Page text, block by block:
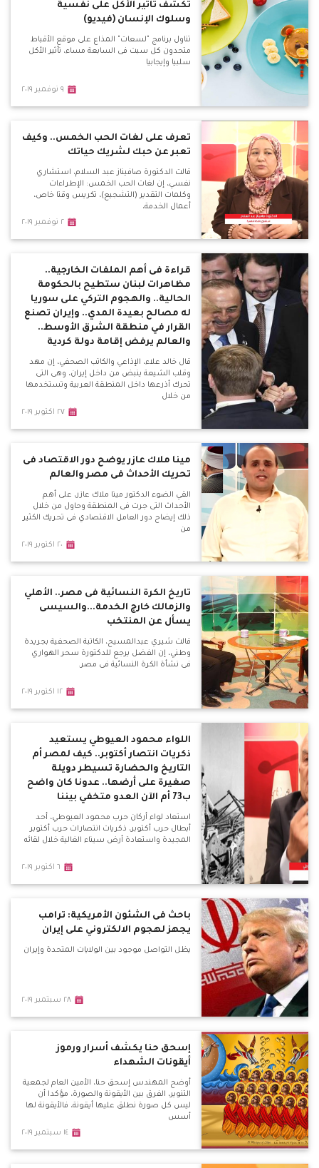
تكشف تأثير الأكل على نفسية
وسلوك الإنسان (فيديو)
تناول برنامج "لسعات" المذاع على موقع الأقباط
متحدون كل سبت فى السابعة مساء، تأثير الأكل
سلبيا وإيجابيا
٩ نوفمبر ٢٠١٩
تعرف على لغات الحب الخمس.. وكيف
تعبر عن حبك لشريك حياتك
قالت الدكتورة صافيناز عبد السلام، استشاري
نفسي، إن لغات الحب الخمس: الإطراءات
وكلمات التقدير (التشجيع)، تكريس وقتا خاص،
أعمال الخدمة،
٢ نوفمبر ٢٠١٩
قراءة فى أهم الملفات الخارجية..
مظاهرات لبنان ستطيح بالحكومة
الحالية.. والهجوم التركي على سوريا
له مصالح بعيدة المدي.. وإيران تصنع
القرار في منطقة الشرق الأوسط..
والعالم يرفض إقامة دولة كردية
قال خالد علاء، الإذاعي والكاتب الصحفي، إن مهد
وقلب الشيعة ينبض من داخل إيران، وهى التى
تحرك أذرعها داخل المنطقة العربية وتستخدمها
من خلال
٢٧ اكتوبر ٢٠١٩
مينا ملاك عازر يوضح دور الاقتصاد فى
تحريك الأحداث فى مصر والعالم
القي الضوء الدكتور مينا ملاك عازر، على أهم
الأحداث التى جرت فى المنطقة وحاول من خلال
ذلك إيضاح دور العامل الاقتصادي فى تحريك الكثير
من
٢٠ اكتوبر ٢٠١٩
تاريخ الكرة النسائية فى مصر.. الأهلي
والزمالك خارج الخدمة...والسيسى
يسأل عن المنتخب
قالت شيري عبدالمسيح، الكاتبة الصحفية بجريدة
وطني، إن الفضل يرجع للدكتورة سحر الهواري
فى نشأة الكرة النسائية فى مصر.
١٢ اكتوبر ٢٠١٩
اللواء محمود العيوطي يستعيد
ذكريات انتصار أكتوبر.. كيف لمصر أم
التاريخ والحضارة تسيطر دويلة
صغيرة على أرضها.. عدونا كان واضح
ب73 أم الآن العدو متخفي بيننا
استعاد لواء أركان حرب محمود العيوطي، أحد
أبطال حرب أكتوبر، ذكريات انتصارات حرب أكتوبر
المجيدة واستعادة أرض سيناء الغالية خلال لقائه
٦ اكتوبر ٢٠١٩
باحث فى الشئون الأمريكية: ترامب
يجهز لهجوم الالكتروني على إيران
يظل التواصل موجود بين الولايات المتحدة وإيران
٢٨ سبتمبر ٢٠١٩
إسحق حنا يكشف أسرار ورموز
أيقونات الشهداء
أوضح المهندس إسحق حنا، الأمين العام لجمعية
التنوير، الفرق بين الأيقونة والصورة، مؤكدا أن
ليس كل صورة نطلق عليها أيقونة، فالأيقونة لها
أسس
١٤ سبتمبر ٢٠١٩